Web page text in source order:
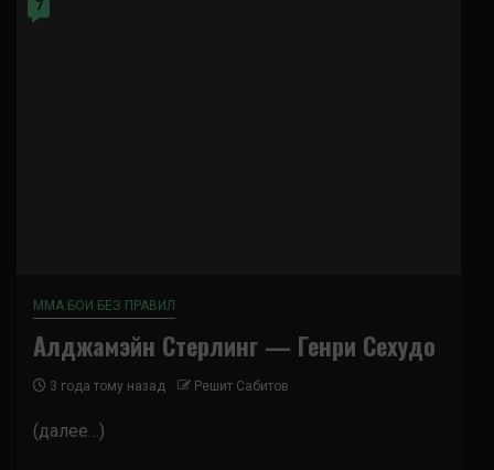
7
ММА БОИ БЕЗ ПРАВИЛ
Алджамэйн Стерлинг — Генри Сехудо
3 года тому назад Решит Сабитов
(далее…)